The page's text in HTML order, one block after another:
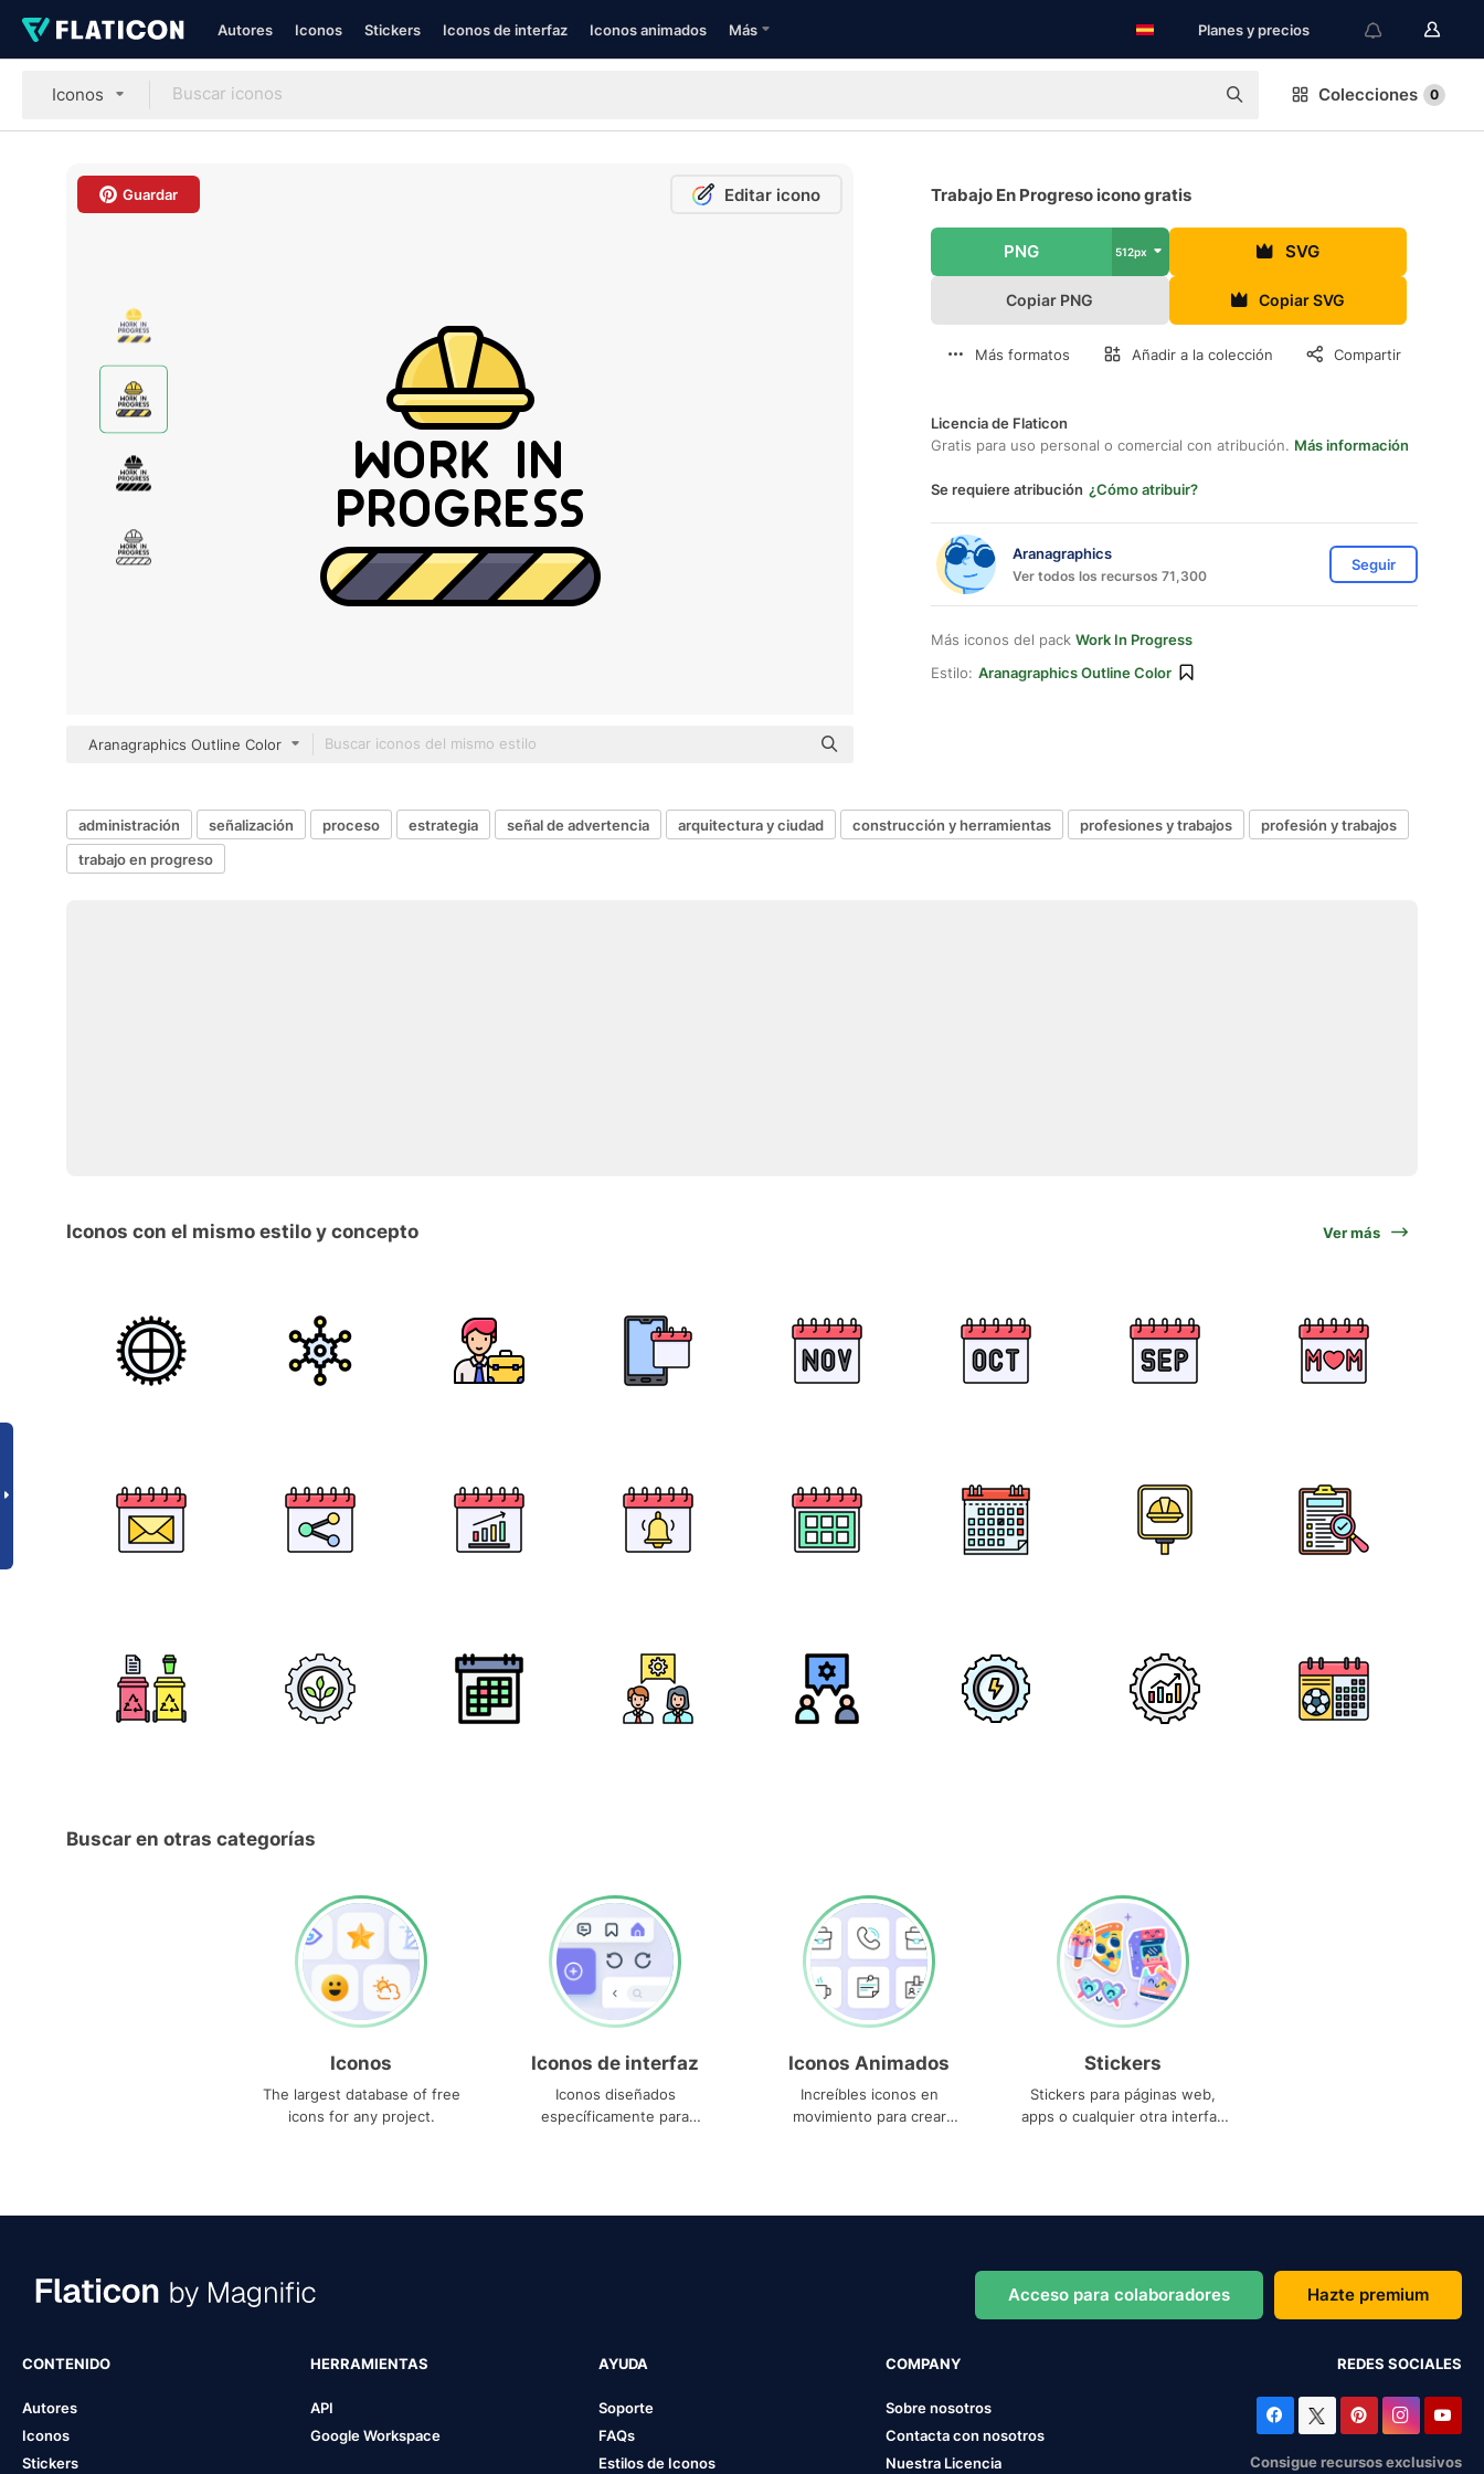
Autores Iconos Stickers Iconos de interfaz Iconos animados Más Planes y precios
Iconos Colecciones 0
Guardar Editar icono
Aranagraphics Outline Color
Trabajo En Progreso icono gratis
PNG 512px SVG
Copiar PNG Copiar SVG
Más formatos Añadir a la colección Compartir
Licencia de Flaticon
Gratis para uso personal o comercial con atribución. Más información
Se requiere atribución ¿Cómo atribuir?
Aranagraphics
Ver todos los recursos 71,300
Seguir
Más iconos del pack Work In Progress
Estilo: Aranagraphics Outline Color
administración señalización proceso estrategia señal de advertencia arquitectura y ciudad construcción y herramientas profesiones y trabajos
profesión y trabajos
trabajo en progreso
Iconos con el mismo estilo y concepto Ver más
Buscar en otras categorías
Iconos
The largest database of free
icons for any project.
Iconos de interfaz
Iconos diseñados
específicamente para
Iconos Animados
Increíbles iconos en
movimiento para crear
Stickers
Stickers para páginas web,
apps o cualquier otra interfaz
Acceso para colaboradores Hazte premium
CONTENIDO
Autores
Iconos
Stickers
HERRAMIENTAS
API
Google Workspace
AYUDA
Soporte
FAQs
Estilos de Iconos
COMPANY
Sobre nosotros
Contacta con nosotros
Nuestra Licencia
REDES SOCIALES
Consigue recursos exclusivos